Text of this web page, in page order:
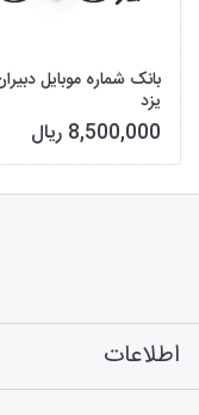
بانک شماره موبایل
یزد
8,500,000 ریال
اطلاعات